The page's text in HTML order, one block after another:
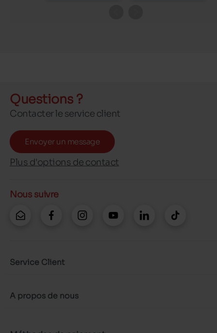
Questions ?
Contacter le service client
Envoyer un message
Plus d'options de contact
Nous suivre
Service Client
A propos de nous